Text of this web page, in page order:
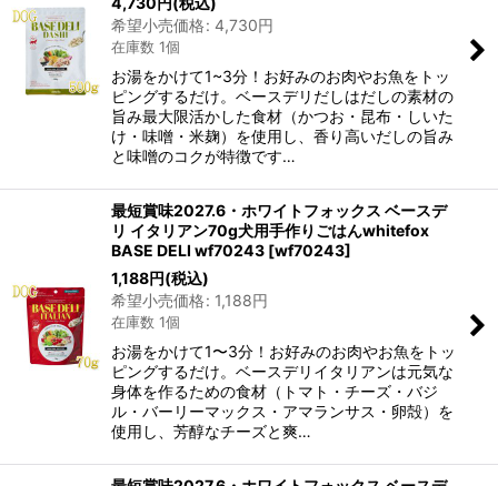
希望小売価格: 4,730円
在庫数 1個
お湯をかけて1~3分！お好みのお肉やお魚をトッ
ピングするだけ。ベースデリだしはだしの素材の
旨み最大限活かした食材（かつお・昆布・しいた
け・味噌・米麹）を使用し、香り高いだしの旨み
と味噌のコクが特徴です…
最短賞味2027.6・ホワイトフォックス ベースデ
リ イタリアン70g犬用手作りごはんwhitefox
BASE DELI wf70243 [wf70243]
1,188円(税込)
希望小売価格: 1,188円
在庫数 1個
お湯をかけて1〜3分！お好みのお肉やお魚をトッ
ピングするだけ。ベースデリイタリアンは元気な
身体を作るための食材（トマト・チーズ・バジ
ル・バーリーマックス・アマランサス・卵殻）を
使用し、芳醇なチーズと爽…